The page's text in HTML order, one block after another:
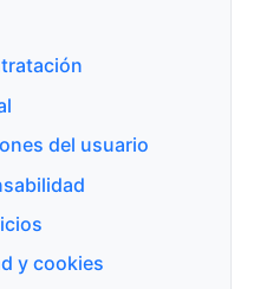
del usuario
y cookies